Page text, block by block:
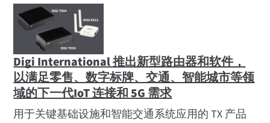
Digi International 推出新型路由器和软件，
以满足零售、数字标牌、交通、智能城市等领
域的下一代IoT 连接和 5G 需求
用于关键基础设施和智能交通系统应用的 TX 产品